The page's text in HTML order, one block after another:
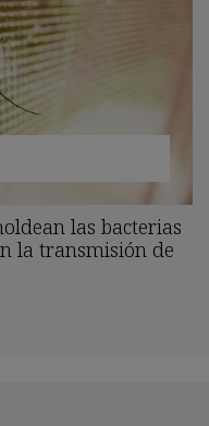
las bacterias
la transmisión de